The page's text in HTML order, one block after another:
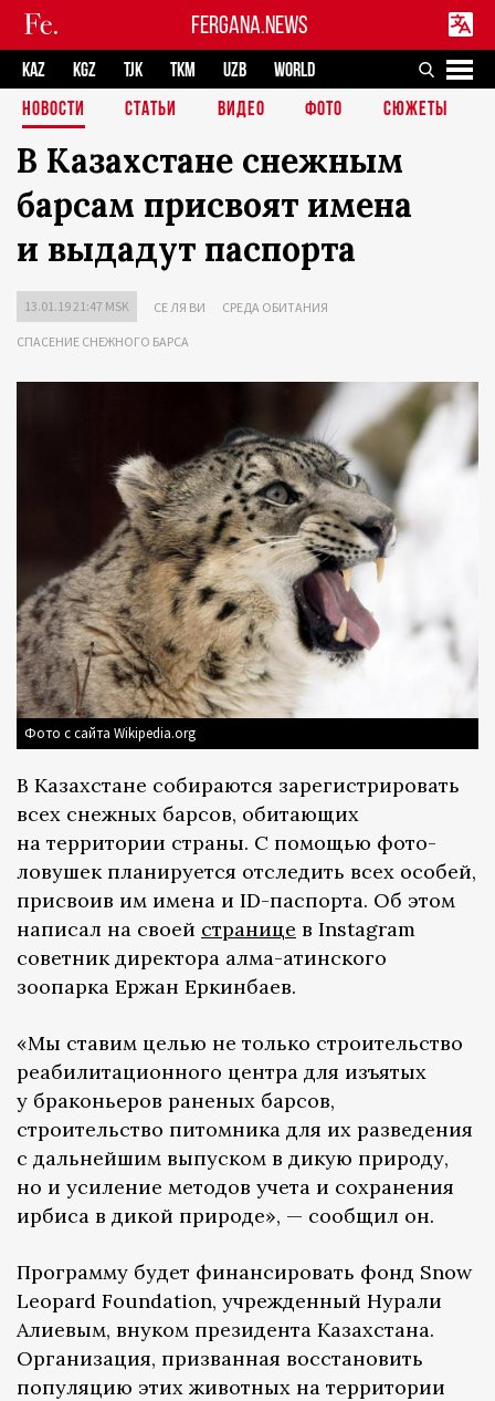
FERGANA.NEWS
KAZ KGZ TJK TKM UZB
WORLD
НОВОСТИ
СТАТЬИ ВИДЕО ФОТО СЮЖЕТЫ
В Казахстане снежным
барсам присвоят имена
и выдадут паспорта
13.01.19 21:47 MSK СЕ ЛЯ ВИ СРЕДА ОБИТАНИЯ
СПАСЕНИЕ СНЕЖНОГО БАРСА
Фото с сайта Wikipedia.org
В Казахстане собираются зарегистрировать
всех снежных барсов, обитающих
на территории страны. С помощью фото-
ловушек планируется отследить всех особей,
присвоив им имена и ID-паспорта. Об этом
написал на своей странице в Instagram
советник директора алма-атинского
зоопарка Ержан Еркинбаев.
«Мы ставим целью не только строительство
реабилитационного центра для изъятых
у браконьеров раненых барсов,
строительство питомника для их разведения
с дальнейшим выпуском в дикую природу,
но и усиление методов учета и сохранения
ирбиса в дикой природе», — сообщил он.
Программу будет финансировать фонд Snow
Leopard Foundation, учрежденный Нурали
Алиевым, внуком президента Казахстана.
Организация, призванная восстановить
популяцию этих животных на территории